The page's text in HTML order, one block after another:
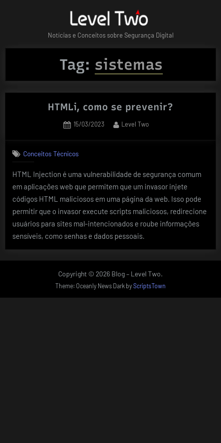
Notícias e Conceitos sobre Segurança Digital
Tag: sistemas
HTMLi, como se prevenir?
Posted
15/03/2023 By
Level Two
Conceitos Técnicos
HTML Injection é uma vulnerabilidade de segurança comum
em aplicações web que permitem que um invasor injete
códigos HTML maliciosos em uma página da web. Isso pode
permitir que o invasor execute scripts maliciosos, redirecione
usuários para sites mal-intencionados e roube informações
sensíveis, como senhas e dados pessoais.
Copyright © 2026 Blog – Level Two.
Theme: Oceanly News Dark byScriptsTown